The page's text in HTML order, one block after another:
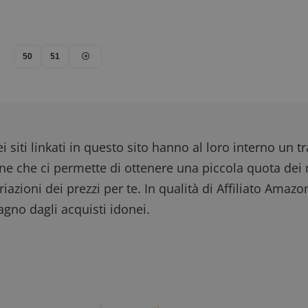
50 51
siti linkati in questo sito hanno al loro interno un
che ci permette di ottenere una piccola quota dei
dei prezzi per te. In qualità di Affiliato
dagli acquisti idonei.